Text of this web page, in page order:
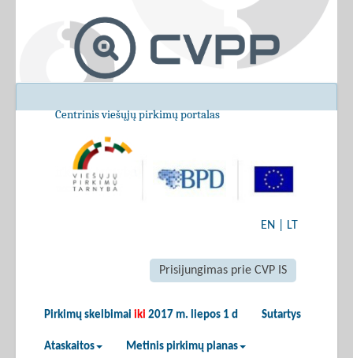
Centrinis viešųjų pirkimų portalas
EN LT
Prisijungimas prie CVP IS
Pirkimų skelbimai iki 2017 m. liepos 1 d Sutartys
Ataskaitos Metinis pirkimų planas